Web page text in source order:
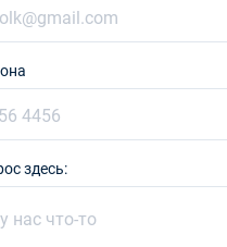
Забронировать
11/09/2027 - 18/09/2027
Забронировать
18/09/2027 - 25/09/2027
здесь: